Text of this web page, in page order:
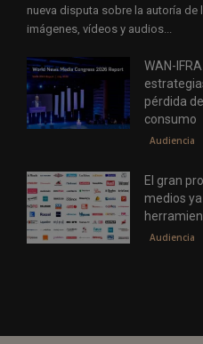
nueva disputa sobre la autoría
imágenes, vídeos y audios...
WAN-
pérdida
consumo
Audiencia
El gran
medios
Audiencia